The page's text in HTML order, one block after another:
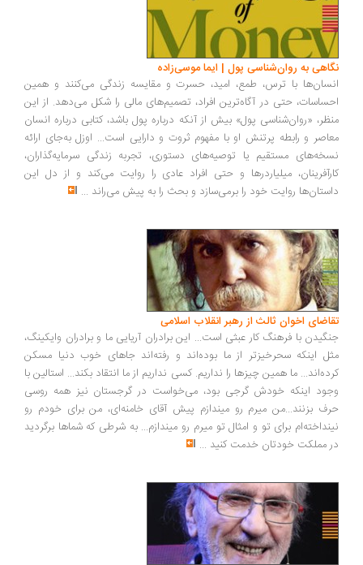
به روان‌شناسی پول | ایما موسی‌زاده
با ترس، طمع، امید، حسرت و مقایسه زندگی می‌کنند و همین
حتی در آگاه‌ترین افراد، تصمیم‌های مالی را شکل می‌دهد. از این
«روان‌شناسی پول» بیش از آنکه درباره پول باشد، کتابی درباره انسان
و رابطه پرتنش او با مفهوم ثروت و دارایی است... اوزل به‌جای ارائه
مستقیم یا توصیه‌های دستوری، تجربه زندگی سرمایه‌گذاران،
میلیاردرها و حتی افراد عادی را روایت می‌کند و از دل این
روایت خود را برمی‌سازد و بحث را به پیش می‌راند ...
اخوان ثالث از رهبر انقلاب اسلامی
با فرهنگ کار عبثی است... این برادران آریایی ما و برادران وایکینگ،
اینکه سحرخیزتر از ما بوده‌اند و رفته‌اند جاهای خوب دنیا مسکن
ما همین چیزها را نداریم. کسی نداریم از ما انتقاد بکند... استالین با
اینکه خودش گرجی بود، می‌خواست در گرجستان نیز همه روسی
بزنند...من میرم رو میندازم پیش آقای خامنه‌ای، من برای خودم رو
برای تو و امثال تو میرم رو میندازم... به شرطی که شماها برگردید
مملکت خودتان خدمت کنید...